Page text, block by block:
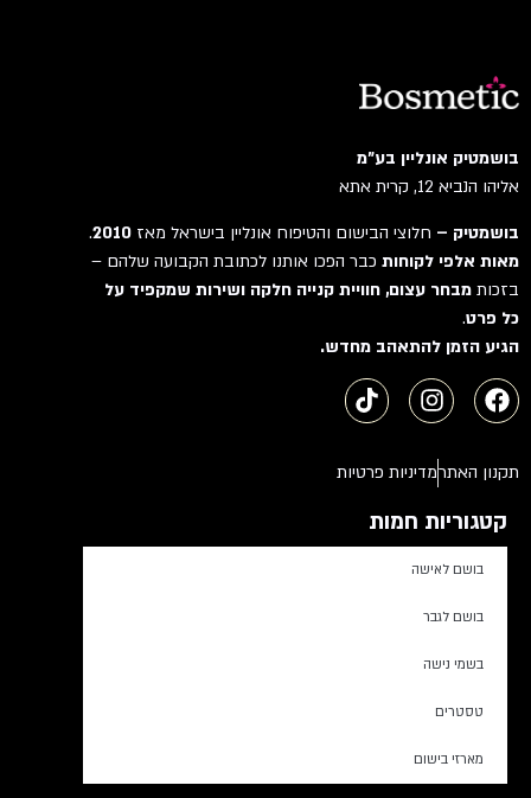
בושמטיק אונליין בע"מ
אליהו הנביא 12, קרית אתא
בושמטיק –חלוצי הבישום והטיפוח אונליין בישראל מאז2010
.
מאות אלפי לקוחותכבר הפכו אותנו לכתובת הקבועה שלהם –
בזכותמבחר עצום, חוויית קנייה חלקה ושירות שמקפיד על
כל פרט.
הגיע הזמן להתאהב מחדש.
תקנון האתרמדיניות פרטיות
קטגוריות חמות
בושם לאישה
בושם לגבר
בשמי נישה
טסטרים
מארזי בישום